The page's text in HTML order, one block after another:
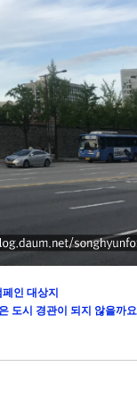
인 대상지
도시 경관이 되지 않을까